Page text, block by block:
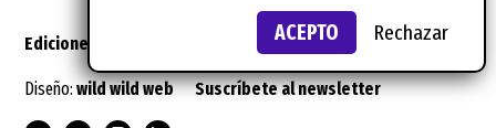
Ediciones anteriores Notas legales
Diseño:wild wild web Suscríbete al newsletter
ACEPTO
Rechazar